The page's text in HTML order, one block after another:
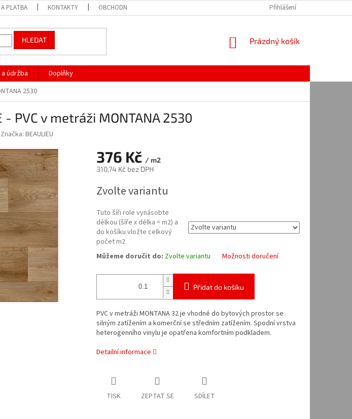
PLATBA KONTAKTY OBCHODNÍ PODMÍNKY OCHRANA OSOBNÍCH ÚDAJŮ
Přihlášení
HLEDAT
NÁKUPNÍ
Prázdný košík
údržba
Doplňky
2530
- PVC v metráži MONTANA 2530
Značka: BEAULIEU
376 Kč / m2
310,74 Kč bez DPH
cena:
Zvolte variantu
Tuto šíři role vynásobte
délkou (šíře x délka = m2) a
do košíku vložte celkový
počet m2
Můžeme doručit do: Zvolte variantu Možnosti doručení
Přidat do košíku
PVC v metráži MONTANA 32 je vhodné do bytových prostor se
silným zatížením a komerční se středním zatížením. Spodní vrstva
heterogenního vinylu je opatřena komfortním podkladem.
Detailní informace
TISK ZEPTAT SE SDÍLET